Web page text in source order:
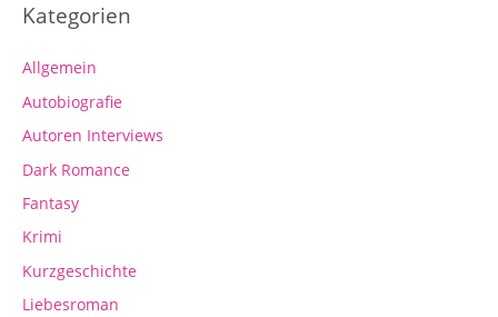
Kategorien
Allgemein
Autobiografie
Autoren Interviews
Dark Romance
Fantasy
Krimi
Kurzgeschichte
Liebesroman